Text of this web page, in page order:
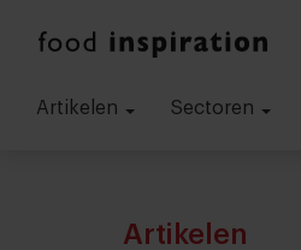
Artikelen Sectoren
Artikelen